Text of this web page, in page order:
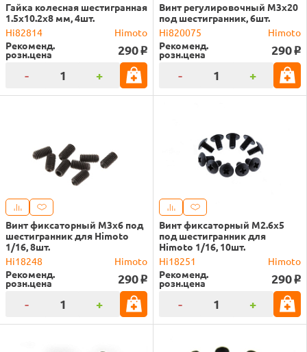
Гайка колесная шестигранная
1.5x10.2x8 мм, 4шт.
Hi82814
Himoto
Рекоменд.
розн.цена 290 o
- +
Винт регулировочный M3x20
под шестигранник, 6шт.
Hi820075
Himoto
Рекоменд.
розн.цена 290 o
- +
Винт фиксаторный M3x6 под
шестигранник для Himoto
1/16, 8шт.
Hi18248
Himoto
Рекоменд.
розн.цена 290 o
- +
Винт фиксаторный M2.6x5
под шестигранник для
Himoto 1/16, 10шт.
Hi18251
Himoto
Рекоменд.
розн.цена 290 o
- +